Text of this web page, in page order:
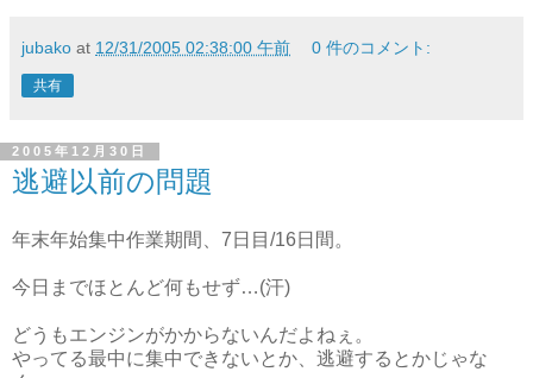
jubako at 12/31/2005 02:38:00 午前 0 件のコメント:
共有
2005年12月30日
逃避以前の問題
年末年始集中作業期間、7日目/16日間。
今日までほとんど何もせず…(汗)
どうもエンジンがかからないんだよねぇ。
やってる最中に集中できないとか、逃避するとかじゃな